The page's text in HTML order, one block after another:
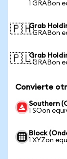
1 GRABon
🇵🇭Grab
1 GRABon
🇵🇱Grab
1 GRABon
Convierte
Southern
1 SOon
Block
1 XYZon